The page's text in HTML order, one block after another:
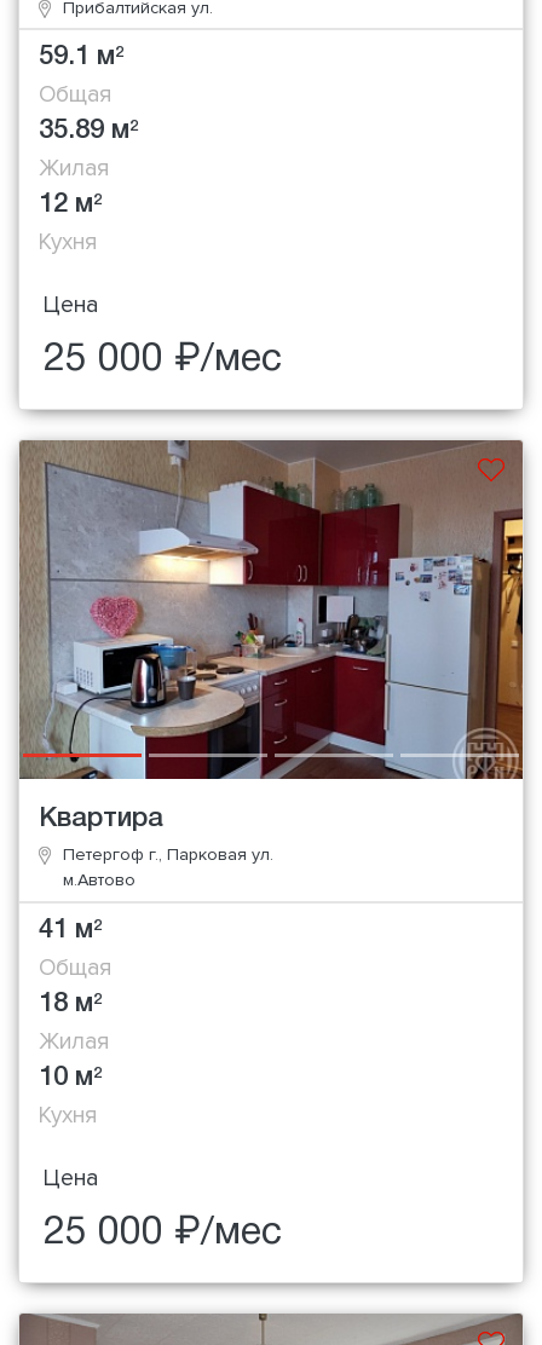
Прибалтийская ул.
59.1 м2
Общая
35.89 м2
Жилая
12 м2
Кухня
Цена
25 000 ₽/мес
Квартира
Петергоф г., Парковая ул.
м.Автово
41 м2
Общая
18 м2
Жилая
10 м2
Кухня
Цена
25 000 ₽/мес